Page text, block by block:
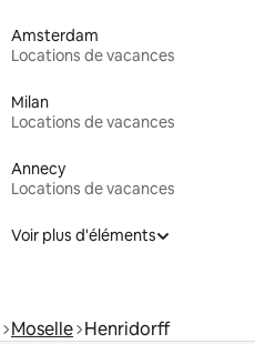
Amsterdam
Locations de vacances
Milan
Locations de vacances
Annecy
Locations de vacances
Voir plus d'éléments
Moselle Henridorff